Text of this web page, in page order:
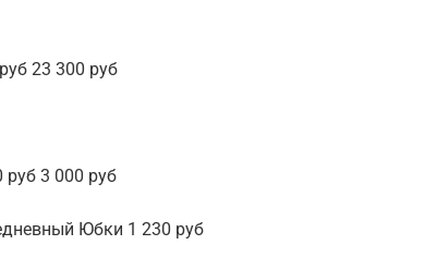
23 300 руб
3 000 руб
Юбки 1 230 руб